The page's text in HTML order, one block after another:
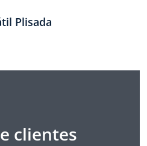
Plisada
clientes